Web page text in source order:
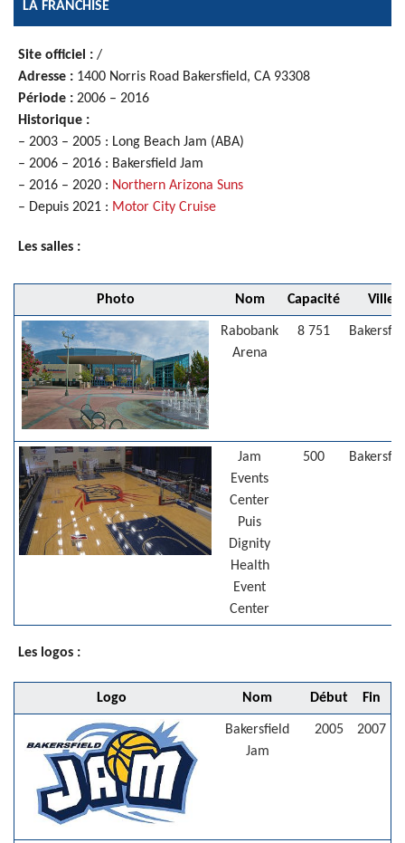
LA FRANCHISE
Site officiel : /
Adresse : 1400 Norris Road Bakersfield, CA 93308
Période : 2006 – 2016
Historique :
– 2003 – 2005 : Long Beach Jam (ABA)
– 2006 – 2016 : Bakersfield Jam
– 2016 – 2020 : Northern Arizona Suns
– Depuis 2021 : Motor City Cruise
Les salles :
Photo Nom Capacité Ville
Rabobank
Arena
8 751
Jam
Events
Center
Puis
Dignity
Health
Event
Center
500
Les logos :
Logo Nom Début Fin
Bakersfield
Jam
2005 2007